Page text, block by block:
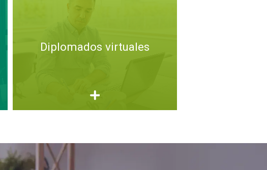
Diplomados virtuales